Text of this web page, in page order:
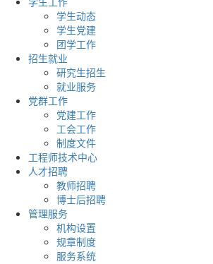
学生动态
学生党建
团学工作
招生就业
研究生招生
就业服务
党群工作
党建工作
工会工作
制度文件
工程师技术中心
人才招聘
教师招聘
博士后招聘
管理服务
机构设置
规章制度
服务系统